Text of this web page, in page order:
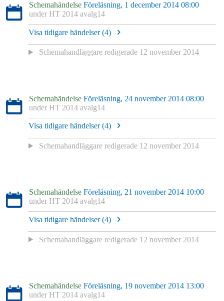
Schemahändelse Föreläsning, 1 december 2014 08:00
under HT 2014 avalg14
Visa tidigare händelser (4)
Schemahandläggare redigerade 12 november 2014
Schemahändelse Föreläsning, 24 november 2014 08:00
under HT 2014 avalg14
Visa tidigare händelser (4)
Schemahandläggare redigerade 12 november 2014
Schemahändelse Föreläsning, 21 november 2014 10:00
under HT 2014 avalg14
Visa tidigare händelser (4)
Schemahandläggare redigerade 12 november 2014
Schemahändelse Föreläsning, 19 november 2014 13:00
under HT 2014 avalg14